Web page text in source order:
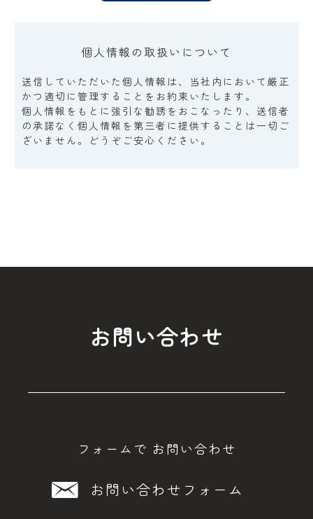
個人情報の取扱いについて
送信していただいた個人情報は、当社内において厳正
かつ適切に管理することをお約束いたします。
個人情報をもとに強引な勧誘をおこなったり、送信者
の承諾なく個人情報を第三者に提供することは一切ご
ざいません。どうぞご安心ください。
お問い合わせ
フォームで お問い合わせ
お問い合わせフォーム